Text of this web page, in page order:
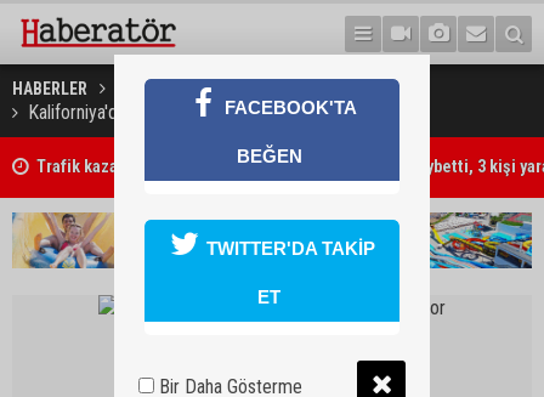
HABERLER DÜNYA
Kaliforniya'daki yangınlarda can kaybı artıyor
Trafik kazasında 85 yaşındaki Turan Obalı hayatını kaybetti, 3 kişi
FACEBOOK'TA
BEĞEN
TWITTER'DA TAKİP
ET
Bir Daha Gösterme